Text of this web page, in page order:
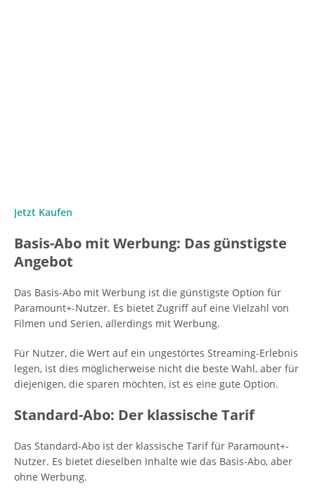
Jetzt Kaufen
Basis-Abo mit Werbung: Das günstigste
Angebot
Das Basis-Abo mit Werbung ist die günstigste Option für
Paramount+-Nutzer. Es bietet Zugriff auf eine Vielzahl von
Filmen und Serien, allerdings mit Werbung.
Für Nutzer, die Wert auf ein ungestörtes Streaming-Erlebnis
legen, ist dies möglicherweise nicht die beste Wahl, aber für
diejenigen, die sparen möchten, ist es eine gute Option.
Standard-Abo: Der klassische Tarif
Das Standard-Abo ist der klassische Tarif für Paramount+-
Nutzer. Es bietet dieselben Inhalte wie das Basis-Abo, aber
ohne Werbung.